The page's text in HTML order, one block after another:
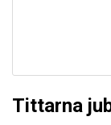
Tittarna